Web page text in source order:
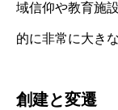
域信仰や教育施
的に非常に大き
創建と変遷